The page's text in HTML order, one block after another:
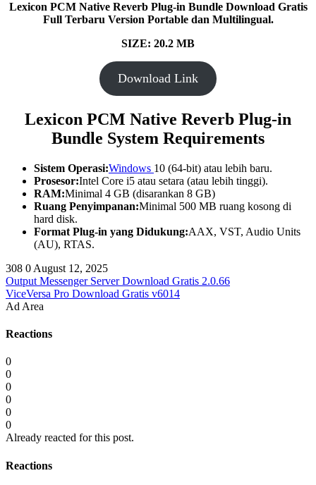
Lexicon PCM Native Reverb Plug-in Bundle Download Gratis
Full Terbaru Version Portable dan Multilingual.
SIZE: 20.2 MB
Download Link
Lexicon PCM Native Reverb Plug-in
Bundle System Requirements
Sistem Operasi:Windows 10 (64-bit) atau lebih baru.
Prosesor:Intel Core i5 atau setara (atau lebih tinggi).
RAM:Minimal 4 GB (disarankan 8 GB)
Ruang Penyimpanan:Minimal 500 MB ruang kosong di
hard disk.
Format Plug-in yang Didukung:AAX, VST, Audio Units
(AU), RTAS.
308 0 August 12, 2025
Output Messenger Server Download Gratis 2.0.66
ViceVersa Pro Download Gratis v6014
Ad Area
Reactions
0
0
0
0
0
0
Already reacted for this post.
Reactions